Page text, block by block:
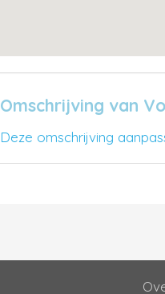
Omschrijving van
Deze omschrijving